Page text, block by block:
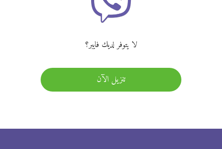
لا يتوفر لديك فايبر؟
تنزيل الآن